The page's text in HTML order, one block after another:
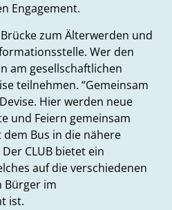
Engagement.
zum Älterwerden und
Wer den
am gesellschaftlichen
teilnehmen. “Gemeinsam
Hier werden neue
und Feiern gemeinsam
Bus in die nähere
CLUB bietet ein
auf die verschiedenen
Bürger im
ist.